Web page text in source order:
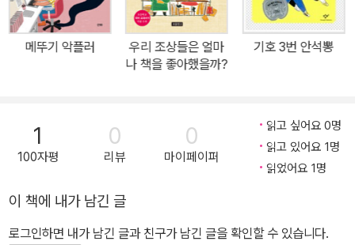
팅 그룹 친구 사이에서 최고였거든요. 할머니 할아버지와 함께 방학
을 보내기 위해 호수로 캠핑 온 안톤은 자신의 내적 나약함과 두려움
(용기와 자의식의 부족)을 쿨한 척하며 감추고자 합니다. 그래서 이미
는 더러운 물풀과 진흙으로 가득한, 한마디로 불쾌한 공포의 대상일
뿐입니다. 대신 편하게 소파에 누워 TV를 보며 콘플레이크를 먹으며
빈둥거리고 싶어합니다. 그러나 할머니 할아버지는 손자에 대한 소박
호수에서 다이빙을 하는 여느 평범한 소년의 모습입니다. 안톤은 마
지못해 할머니 할아버지의 기대를 채워드리기로 합니다. 할아버지께
메뚜기 악플러
우리 조상들은 얼마
나 책을 좋아했을까?
기호 3번 안석뽕
1
100자평
0
리뷰
0
마이페이퍼
읽고 싶어요 0명
읽고 있어요 1명
읽었어요 1명
이 책에 내가 남긴 글
로그인하면 내가 남긴 글과 친구가 남긴 글을 확인할 수 있습니다.